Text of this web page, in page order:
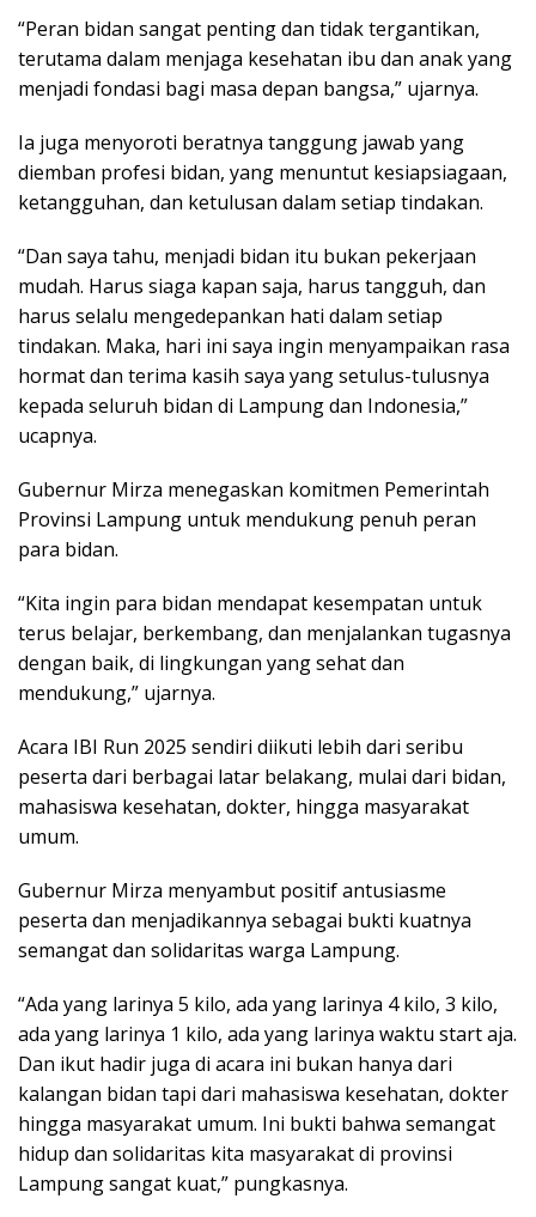
“Peran bidan sangat penting dan tidak tergantikan,
terutama dalam menjaga kesehatan ibu dan anak yang
menjadi fondasi bagi masa depan bangsa,” ujarnya.
Ia juga menyoroti beratnya tanggung jawab yang
diemban profesi bidan, yang menuntut kesiapsiagaan,
ketangguhan, dan ketulusan dalam setiap tindakan.
“Dan saya tahu, menjadi bidan itu bukan pekerjaan
mudah. Harus siaga kapan saja, harus tangguh, dan
harus selalu mengedepankan hati dalam setiap
tindakan. Maka, hari ini saya ingin menyampaikan rasa
hormat dan terima kasih saya yang setulus-tulusnya
kepada seluruh bidan di Lampung dan Indonesia,”
ucapnya.
Gubernur Mirza menegaskan komitmen Pemerintah
Provinsi Lampung untuk mendukung penuh peran
para bidan.
“Kita ingin para bidan mendapat kesempatan untuk
terus belajar, berkembang, dan menjalankan tugasnya
dengan baik, di lingkungan yang sehat dan
mendukung,” ujarnya.
Acara IBI Run 2025 sendiri diikuti lebih dari seribu
peserta dari berbagai latar belakang, mulai dari bidan,
mahasiswa kesehatan, dokter, hingga masyarakat
umum.
Gubernur Mirza menyambut positif antusiasme
peserta dan menjadikannya sebagai bukti kuatnya
semangat dan solidaritas warga Lampung.
“Ada yang larinya 5 kilo, ada yang larinya 4 kilo, 3 kilo,
ada yang larinya 1 kilo, ada yang larinya waktu start aja.
Dan ikut hadir juga di acara ini bukan hanya dari
kalangan bidan tapi dari mahasiswa kesehatan, dokter
hingga masyarakat umum. Ini bukti bahwa semangat
hidup dan solidaritas kita masyarakat di provinsi
Lampung sangat kuat,” pungkasnya.